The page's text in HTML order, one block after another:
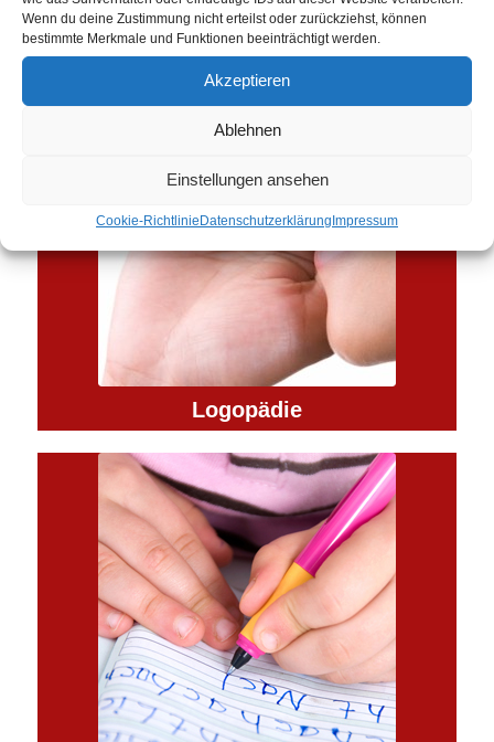
Wenn du deine Zustimmung nicht erteilst oder zurückziehst, können
bestimmte Merkmale und Funktionen beeinträchtigt werden.
Akzeptieren
Ablehnen
Einstellungen ansehen
Cookie-RichtlinieDatenschutzerklärungImpressum
Ergotherapie
Logopädie